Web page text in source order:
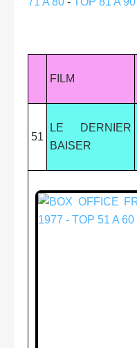
FILM
51
LE DERNIER
BAISER